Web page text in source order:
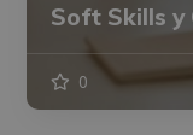
Soft Skills y
0